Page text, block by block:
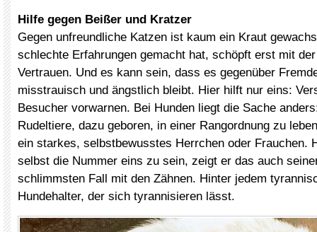
Hilfe gegen Beißer und Kratzer
Gegen unfreundliche Katzen ist kaum ein Kraut
schlechte Erfahrungen gemacht hat, schöpft erst mit
Vertrauen. Und es kann sein, dass es gegenüber
misstrauisch und ängstlich bleibt. Hier hilft nur eins:
Besucher vorwarnen. Bei Hunden liegt die Sache
Rudeltiere, dazu geboren, in einer Rangordnung zu
ein starkes, selbstbewusstes Herrchen oder Frauchen.
selbst die Nummer eins zu sein, zeigt er das auch
schlimmsten Fall mit den Zähnen. Hinter jedem
Hundehalter, der sich tyrannisieren lässt.